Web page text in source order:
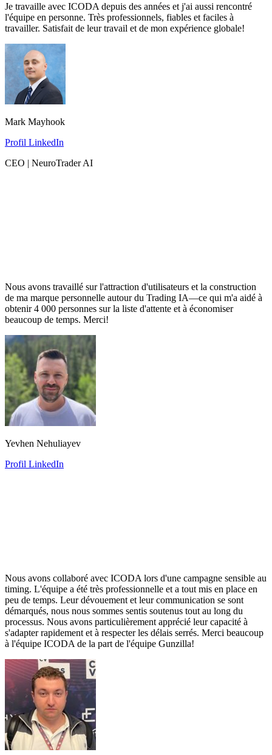
Je travaille avec ICODA depuis des années et j'ai aussi rencontré
l'équipe en personne. Très professionnels, fiables et faciles à
travailler. Satisfait de leur travail et de mon expérience globale!
Mark Mayhook
Profil LinkedIn
CEO | NeuroTrader AI
Nous avons travaillé sur l'attraction d'utilisateurs et la construction
de ma marque personnelle autour du Trading IA—ce qui m'a aidé à
obtenir 4 000 personnes sur la liste d'attente et à économiser
beaucoup de temps. Merci!
Yevhen Nehuliayev
Profil LinkedIn
Nous avons collaboré avec ICODA lors d'une campagne sensible au
timing. L'équipe a été très professionnelle et a tout mis en place en
peu de temps. Leur dévouement et leur communication se sont
démarqués, nous nous sommes sentis soutenus tout au long du
processus. Nous avons particulièrement apprécié leur capacité à
s'adapter rapidement et à respecter les délais serrés. Merci beaucoup
à l'équipe ICODA de la part de l'équipe Gunzilla!